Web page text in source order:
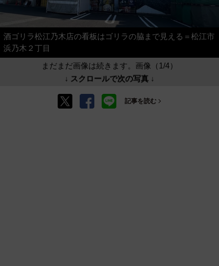
酒ゴリラ松江乃木店の看板はゴリラの脇まで見える＝松江市
浜乃木２丁目
まだまだ画像は続きます。画像（1/4）
↓ スクロールで次の写真 ↓
記事を読む